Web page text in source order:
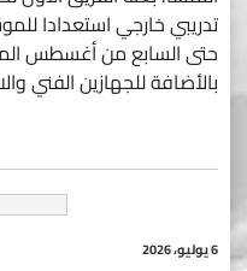
بالأضافة للجهازين الفني
6 يوليو، 2026